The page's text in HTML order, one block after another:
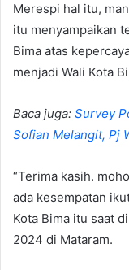
Merespi hal itu,
itu menyampaikan
Bima atas
menjadi Wali Kota
Baca juga: Survey
Sofian Melangit, Pj
“Terima kasih.
ada kesempatan
Kota Bima itu saat
2024 di Mataram.